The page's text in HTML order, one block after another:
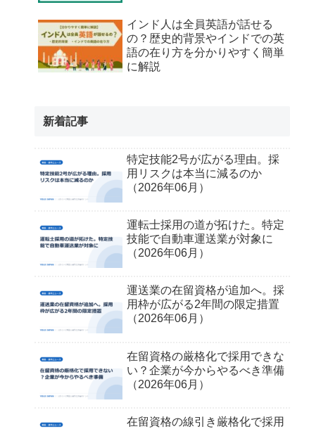
インド人は全員英語が話せる
の？歴史的背景やインドでの英
語の在り方を分かりやすく簡単
に解説
新着記事
特定技能2号が広がる理由。採
用リスクは本当に減るのか
（2026年06月）
運転士採用の道が拓けた。特定
技能で自動車運送業が対象に
（2026年06月）
運送業の在留資格が追加へ。採
用枠が広がる2年間の限定措置
（2026年06月）
在留資格の厳格化で採用できな
い？企業が今からやるべき準備
（2026年06月）
在留資格の線引き厳格化で採用